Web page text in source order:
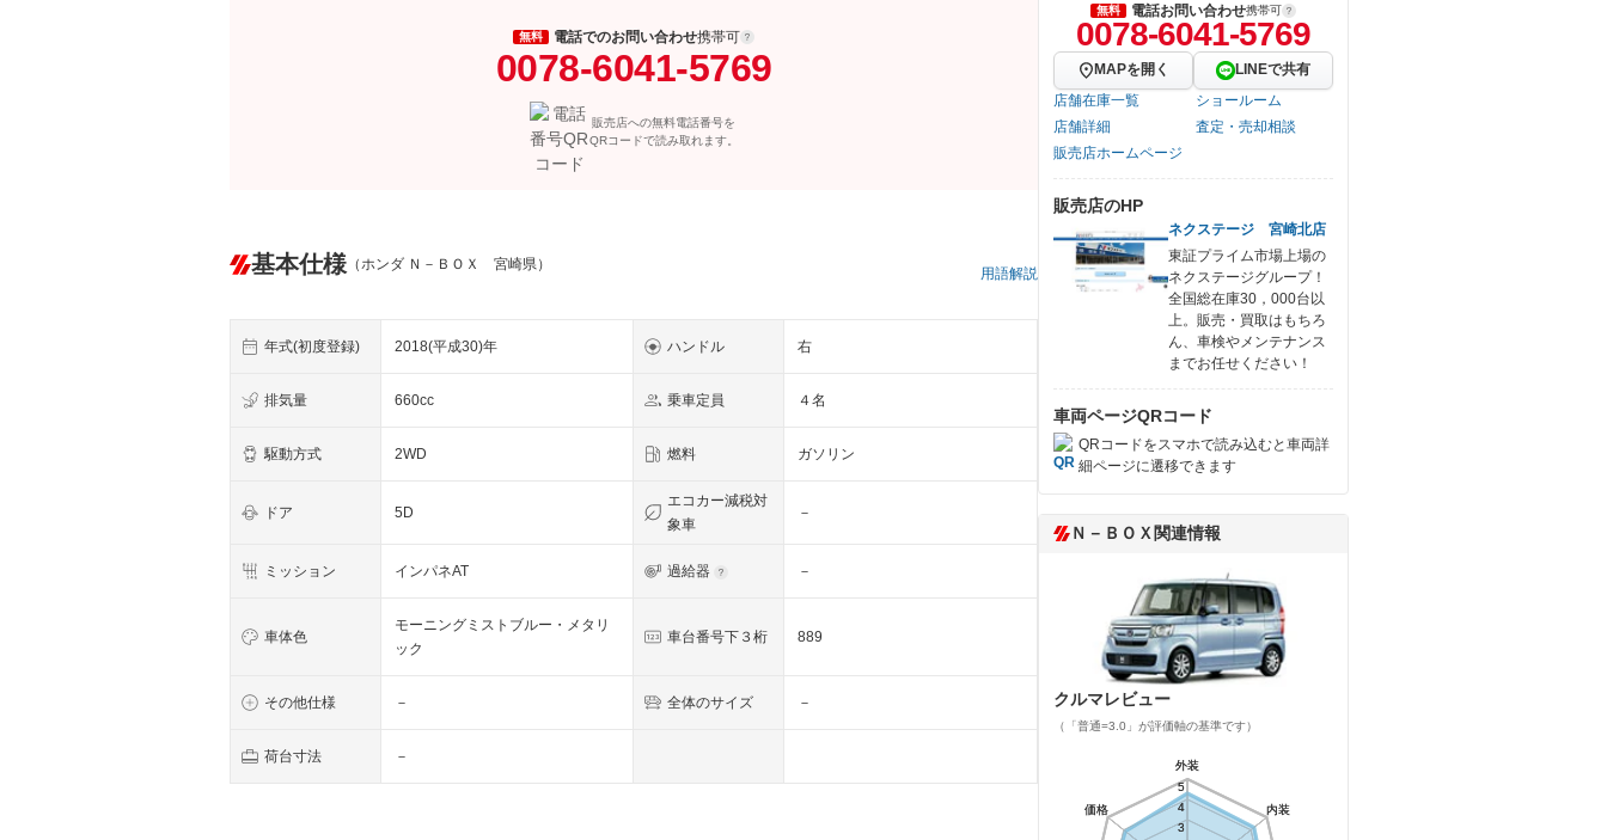
無料 電話でのお問い合わせ携帯可
0078-6041-5769
販売店への無料電話番号を
QRコードで読み取れます。
基本仕様 （ホンダ Ｎ－ＢＯＸ 宮崎県）
用語解説
年式(初度登録) 2018(平成30)年 ハンドル 右
排気量 660cc 乗車定員 ４名
駆動方式 2WD 燃料 ガソリン
ドア 5D
エコカー減税対
象車
－
ミッション インパネAT 過給器 －
車体色
モーニングミストブルー・メタリ
ック
車台番号下３桁 889
その他仕様 － 全体のサイズ －
荷台寸法 －
無料 電話お問い合わせ携帯可
0078-6041-5769
MAPを開く
LINEで共有
店舗在庫一覧
ショールーム
店舗詳細
査定・売却相談
販売店ホームページ
販売店のHP
ネクステージ 宮崎北店
東証プライム市場上場の
ネクステージグループ！
全国総在庫30，000台以
上。販売・買取はもちろ
ん、車検やメンテナンス
までお任せください！
車両ページQRコード
QRコードをスマホで読み込むと車両詳
細ページに遷移できます
Ｎ－ＢＯＸ関連情報
クルマレビュー
（「普通=3.0」が評価軸の基準です）
外装
内装
価格
3
4
5
外装
内装
価格
3
4
5